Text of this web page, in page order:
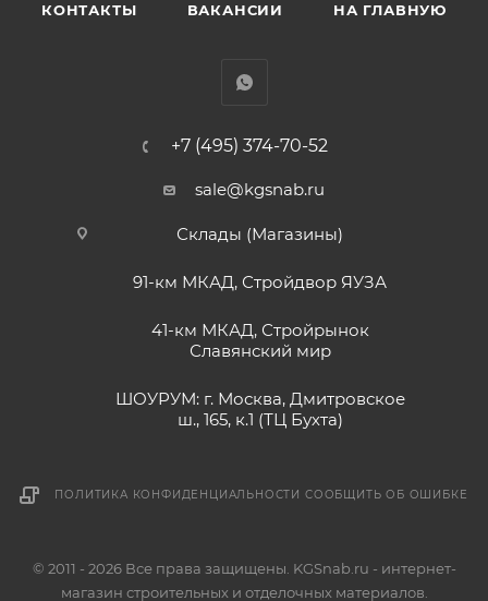
КОНТАКТЫ ВАКАНСИИ НА ГЛАВНУЮ
+7 (495) 374-70-52
sale@kgsnab.ru
Склады (Магазины)
91-км МКАД, Стройдвор ЯУЗА
41-км МКАД, Стройрынок
Славянский мир
ШОУРУМ: г. Москва, Дмитровское
ш., 165, к.1 (ТЦ Бухта)
ПОЛИТИКА КОНФИДЕНЦИАЛЬНОСТИ СООБЩИТЬ ОБ ОШИБКЕ
© 2011 - 2026 Все права защищены. KGSnab.ru - интернет-
магазин строительных и отделочных материалов.